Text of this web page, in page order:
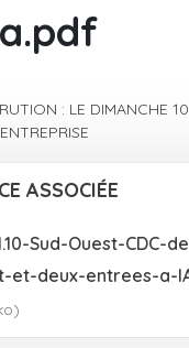
: LE DIMANCHE
ASSOCIÉE
Sud-Ouest-CDC-
et-deux-entrees-a-